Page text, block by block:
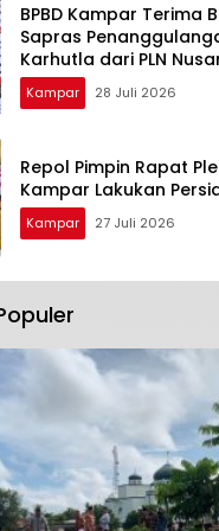
BPBD Kampar Terima
Sapras
Karhutla dari PLN
Kampar 28 Juli 2026
Repol Pimpin Rapat
Kampar Lakukan
Kampar 27 Juli 2026